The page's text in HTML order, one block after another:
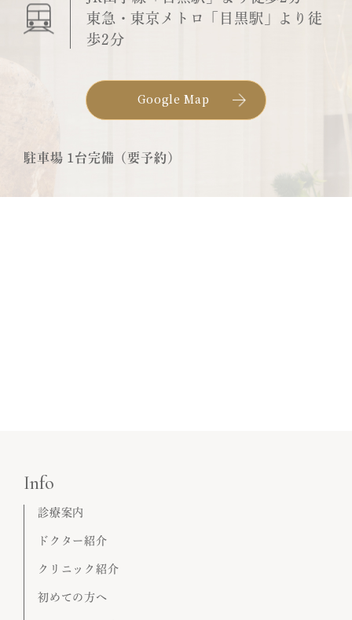
東急・東京メトロ「目黒駅」より徒
歩2分
Google Map
駐車場 1台完備（要予約）
Info
診療案内
ドクター紹介
クリニック紹介
初めての方へ